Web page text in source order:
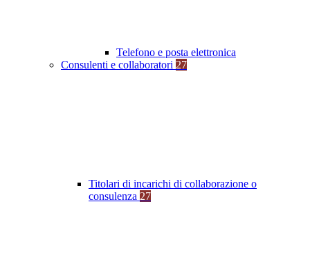
Telefono e posta elettronica
Consulenti e collaboratori 27
Titolari di incarichi di collaborazione o
consulenza 27